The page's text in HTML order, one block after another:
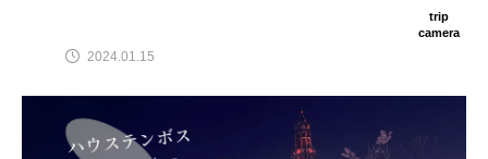
trip
camera
2024.01.15